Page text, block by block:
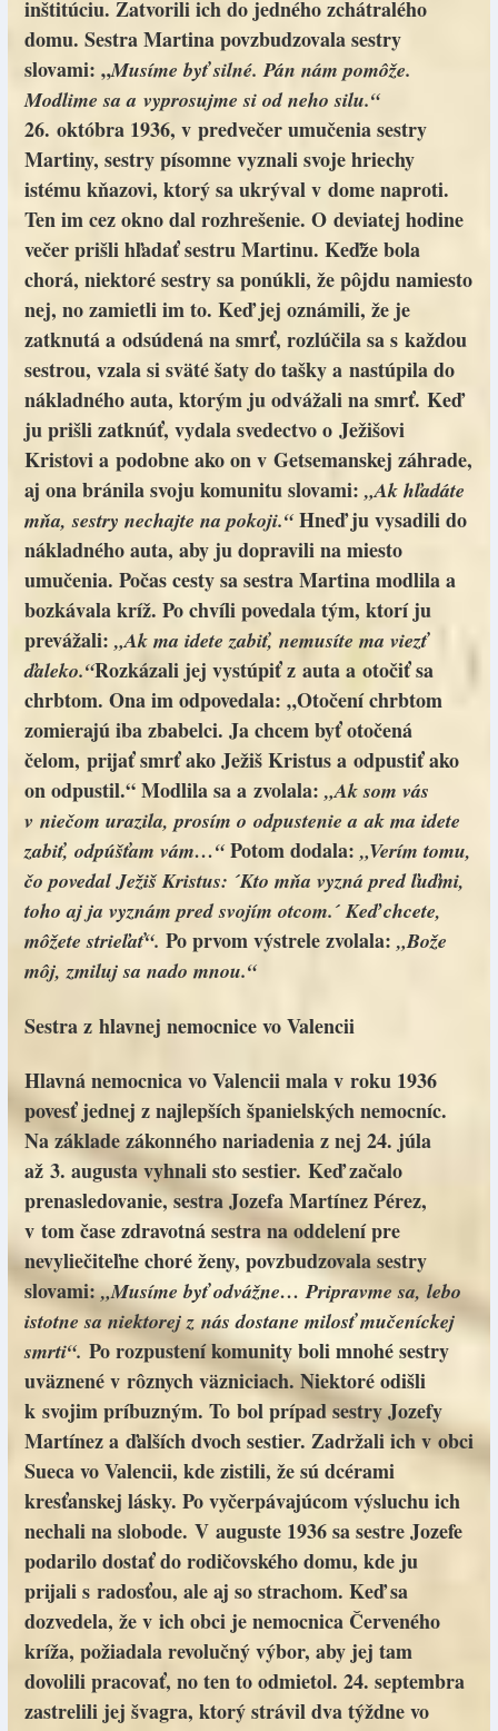
inštitúciu. Zatvorili ich do jedného zchátralého
domu. Sestra Martina povzbudzovala sestry
slovami: „Musíme byť silné. Pán nám pomôže.
Modlime sa a vyprosujme si od neho silu.“
26. októbra 1936, v predvečer umučenia sestry
Martiny, sestry písomne vyznali svoje hriechy
istému kňazovi, ktorý sa ukrýval v dome naproti.
Ten im cez okno dal rozhrešenie. O deviatej hodine
večer prišli hľadať sestru Martinu. Keďže bola
chorá, niektoré sestry sa ponúkli, že pôjdu namiesto
nej, no zamietli im to. Keď jej oznámili, že je
zatknutá a odsúdená na smrť, rozlúčila sa s každou
sestrou, vzala si sväté šaty do tašky a nastúpila do
nákladného auta, ktorým ju odvážali na smrť. Keď
ju prišli zatknúť, vydala svedectvo o Ježišovi
Kristovi a podobne ako on v Getsemanskej záhrade,
aj ona bránila svoju komunitu slovami: „Ak hľadáte
mňa, sestry nechajte na pokoji.“ Hneď ju vysadili do
nákladného auta, aby ju dopravili na miesto
umučenia. Počas cesty sa sestra Martina modlila a
bozkávala kríž. Po chvíli povedala tým, ktorí ju
prevážali: „Ak ma idete zabiť, nemusíte ma viezť
ďaleko.“Rozkázali jej vystúpiť z auta a otočiť sa
chrbtom. Ona im odpovedala: „Otočení chrbtom
zomierajú iba zbabelci. Ja chcem byť otočená
čelom, prijať smrť ako Ježiš Kristus a odpustiť ako
on odpustil.“ Modlila sa a zvolala: „Ak som vás
v niečom urazila, prosím o odpustenie a ak ma idete
zabiť, odpúšťam vám…“ Potom dodala: „Verím tomu,
čo povedal Ježiš Kristus: ´Kto mňa vyzná pred ľuďmi,
toho aj ja vyznám pred svojím otcom.´ Keď chcete,
môžete strieľať“. Po prvom výstrele zvolala: „Bože
môj, zmiluj sa nado mnou.“
Sestra z hlavnej nemocnice vo Valencii
Hlavná nemocnica vo Valencii mala v roku 1936
povesť jednej z najlepších španielských nemocníc.
Na základe zákonného nariadenia z nej 24. júla
až 3. augusta vyhnali sto sestier. Keď začalo
prenasledovanie, sestra Jozefa Martínez Pérez,
v tom čase zdravotná sestra na oddelení pre
nevyliečiteľne choré ženy, povzbudzovala sestry
slovami:„Musíme byť odvážne… Pripravme sa, lebo
istotne sa niektorej z nás dostane milosť mučeníckej
smrti“. Po rozpustení komunity boli mnohé sestry
uväznené v rôznych väzniciach. Niektoré odišli
k svojim príbuzným. To bol prípad sestry Jozefy
Martínez a ďalších dvoch sestier. Zadržali ich v obci
Sueca vo Valencii, kde zistili, že sú dcérami
kresťanskej lásky. Po vyčerpávajúcom výsluchu ich
nechali na slobode. V auguste 1936 sa sestre Jozefe
podarilo dostať do rodičovského domu, kde ju
prijali s radosťou, ale aj so strachom. Keď sa
dozvedela, že v ich obci je nemocnica Červeného
kríža, požiadala revolučný výbor, aby jej tam
dovolili pracovať, no ten to odmietol. 24. septembra
zastrelili jej švagra, ktorý strávil dva týždne vo